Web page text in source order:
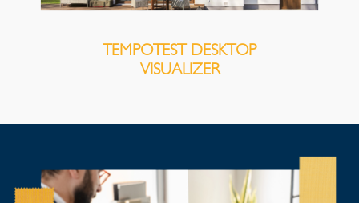
TEMPOTEST DESKTOP
VISUALIZER